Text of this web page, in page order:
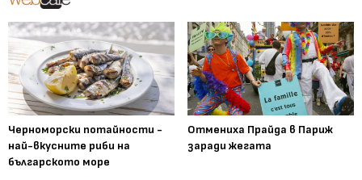
Черноморски потайности -
най-вкусните риби на
българското море
Отмениха Прайда в Париж
заради жегата